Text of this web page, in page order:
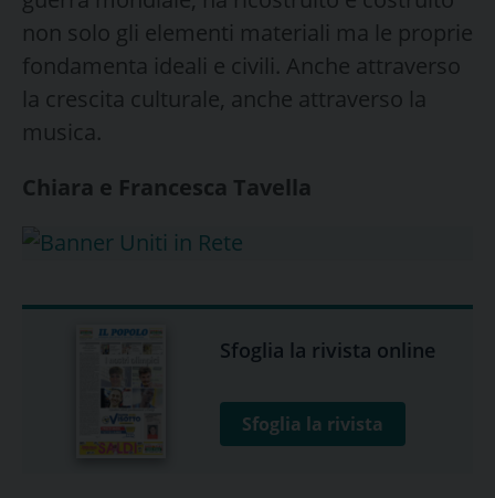
non solo gli elementi materiali ma le proprie
fondamenta ideali e civili. Anche attraverso
la crescita culturale, anche attraverso la
musica.
Chiara e Francesca Tavella
Sfoglia la rivista online
Sfoglia la rivista